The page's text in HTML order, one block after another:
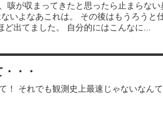
咳が収まってきたと思ったら止まらな
いよなあこれは。 その後はもうろうと
出てました。 自分的にはこんなに...
・・
！ それでも観測史上最速じゃないなん